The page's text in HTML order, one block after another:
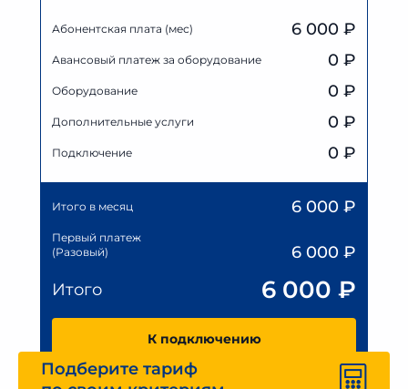
Абонентская плата (мес) 6 000 ₽
Авансовый платеж за оборудование 0 ₽
Оборудование 0 ₽
Дополнительные услуги 0 ₽
Подключение 0 ₽
Итого в месяц 6 000 ₽
Первый платеж
(Разовый)
6 000 ₽
Итого
6 000 ₽
К подключению
Подберите тариф